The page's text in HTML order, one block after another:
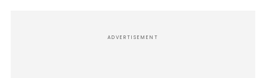
ADVERTISEMENT